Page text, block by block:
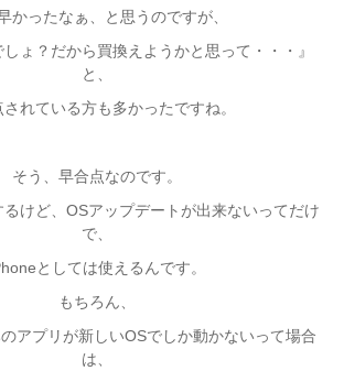
かったなぁ、と思うのですが、
しょ？だから買換えようかと思って・・・』
と、
れている方も多かったですね。
そう、早合点なのです。
けど、OSアップデートが出来ないってだけ
で、
としては使えるんです。
もちろん、
アプリが新しいOSでしか動かないって場合
は、